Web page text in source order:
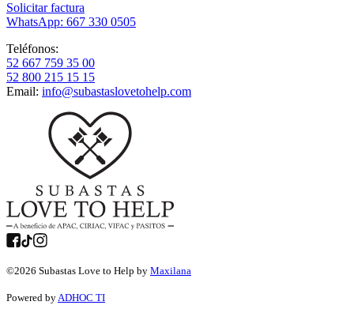
Solicitar factura
WhatsApp: 667 330 0505
Teléfonos:
52 667 759 35 00
52 800 215 15 15
Email: info@subastaslovetohelp.com
©2026 Subastas Love to Help by Maxilana
Powered byADHOC TI